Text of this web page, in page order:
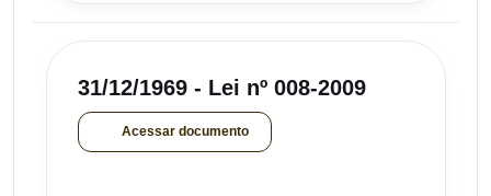
31/12/1969 - Lei nº 008-2009
Acessar documento